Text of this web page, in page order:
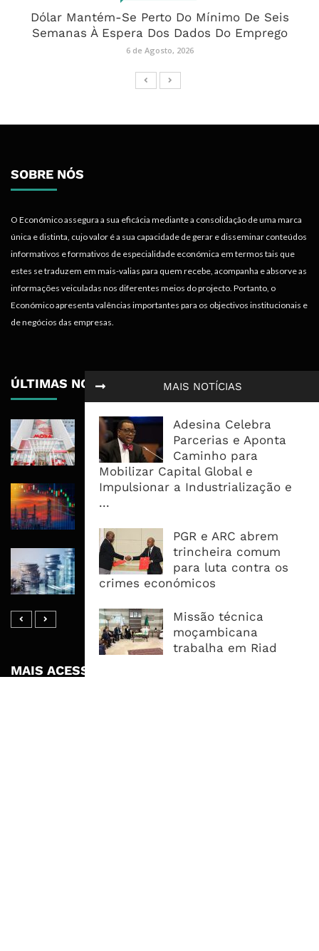
MAIS NOTÍCIAS
Adesina Celebra
Parcerias e Aponta
Caminho para
Mobilizar Capital Global e
Impulsionar a Industrialização e
...
PGR e ARC abrem
trincheira comum
para luta contra os
crimes económicos
Missão técnica
moçambicana
trabalha em Riad
Dólar Mantém-Se Perto Do Mínimo De Seis
Semanas À Espera Dos Dados Do Emprego
6 de Agosto, 2026
SOBRE NÓS
O Económico assegura a sua eficácia mediante a consolidação de uma marca
única e distinta, cujo valor é a sua capacidade de gerar e disseminar conteúdos
informativos e formativos de especialidade económica em termos tais que
estes se traduzem em mais-valias para quem recebe, acompanha e absorve as
informações veiculadas nos diferentes meios do projecto. Portanto, o
Económico apresenta valências importantes para os objectivos institucionais e
de negócios das empresas.
ÚLTIMAS NOTÍCIAS
Moza Banco Regressa Aos Lucros,
Mas Crédito A Clientes Recua 7,1%
Petróleo Recua Abaixo Dos 80
Dólares Com Avanços Nas
Dívida Pública Sobe Para 1,13 Biliões
De Meticais E Pressão Desloca-Se
Para O Mercado Interno
MAIS ACESSADOS